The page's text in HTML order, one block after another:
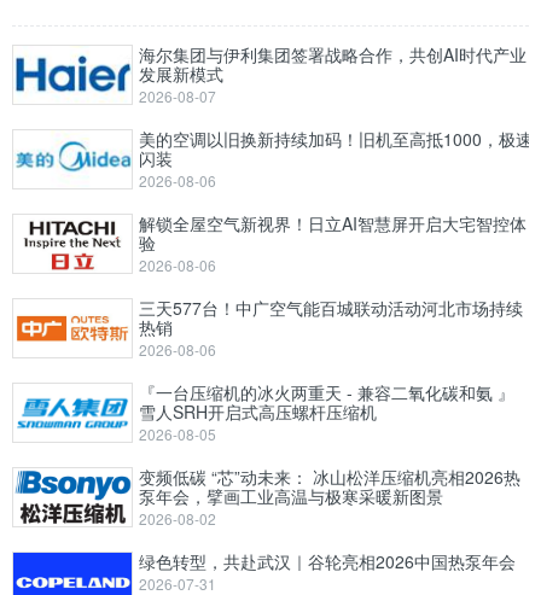
海尔集团与伊利集团签署战略合作，共创AI时代产业
发展新模式
2026-08-07
美的空调以旧换新持续加码！旧机至高抵1000，极速
闪装
2026-08-06
解锁全屋空气新视界！日立AI智慧屏开启大宅智控体
验
2026-08-06
三天577台！中广空气能百城联动活动河北市场持续
热销
2026-08-06
『一台压缩机的冰火两重天 - 兼容二氧化碳和氨 』
雪人SRH开启式高压螺杆压缩机
2026-08-05
变频低碳 “芯”动未来： 冰山松洋压缩机亮相2026热
泵年会，擘画工业高温与极寒采暖新图景
2026-08-02
绿色转型，共赴武汉｜谷轮亮相2026中国热泵年会
2026-07-31